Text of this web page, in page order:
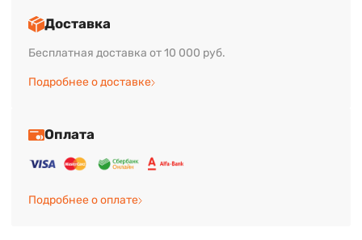
Доставка
Бесплатная доставка от 10 000 руб.
Подробнее о доставке
Оплата
Подробнее о оплате